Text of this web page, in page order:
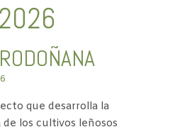
que desarrolla la
los cultivos leñosos